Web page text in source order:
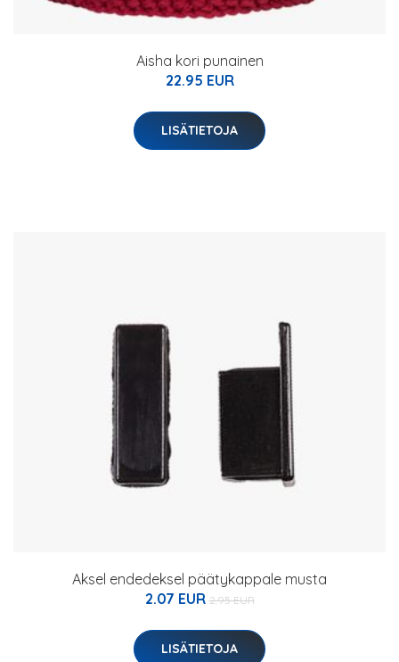
Aisha kori punainen
22.95 EUR
LISÄTIETOJA
Aksel endedeksel päätykappale musta
2.07 EUR 2.95 EUR
LISÄTIETOJA